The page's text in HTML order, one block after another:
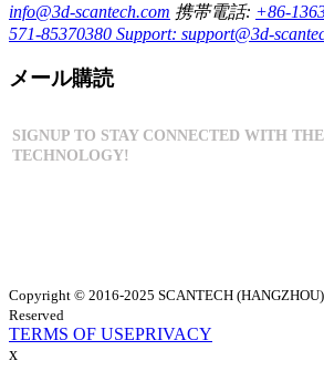
info@3d-scantech.com 携帯電話: +86-
571-85370380 Support: support@3d-
メール購読
Copyright © 2016-2025 SCANTECH
Reserved
TERMS OF USEPRIVACY
x